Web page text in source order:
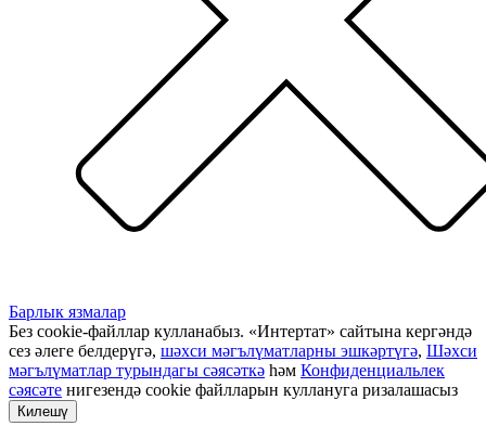
Барлык язмалар
Без cookie-файллар кулланабыз. «Интертат» сайтына кергәндә
сез әлеге белдерүгә, шәхси мәгълүматларны эшкәртүгә, Шәхси
мәгълүматлар турындагы сәясәткә һәм Конфиденциальлек
сәясәте нигезендә cookie файлларын куллануга ризалашасыз
Килешү